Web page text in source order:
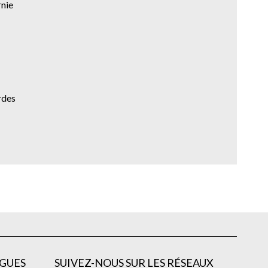
SUIVEZ-NOUS SUR LES RÉSEAUX